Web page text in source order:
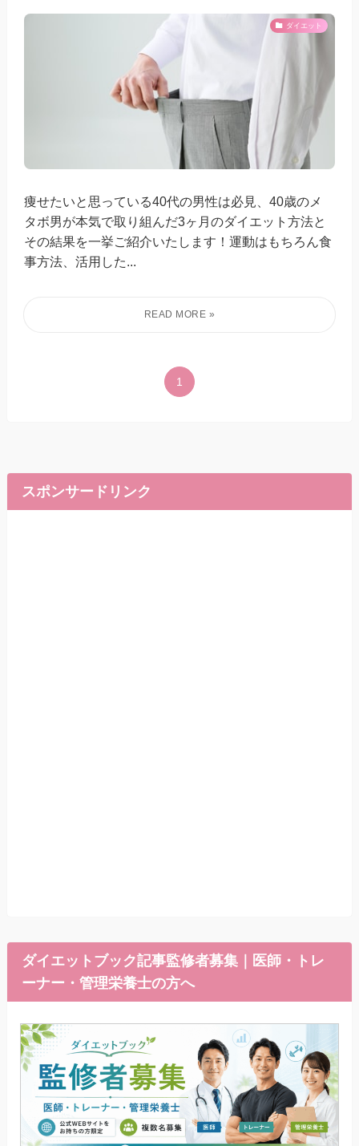
ダイエット
痩せたいと思っている40代の男性は必見、40歳のメ
タボ男が本気で取り組んだ3ヶ月のダイエット方法と
その結果を一挙ご紹介いたします！運動はもちろん食
事方法、活用した...
1
スポンサードリンク
ダイエットブック記事監修者募集｜医師・トレ
ーナー・管理栄養士の方へ